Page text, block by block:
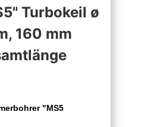
Turbokeil ø
160 mm
"MS5